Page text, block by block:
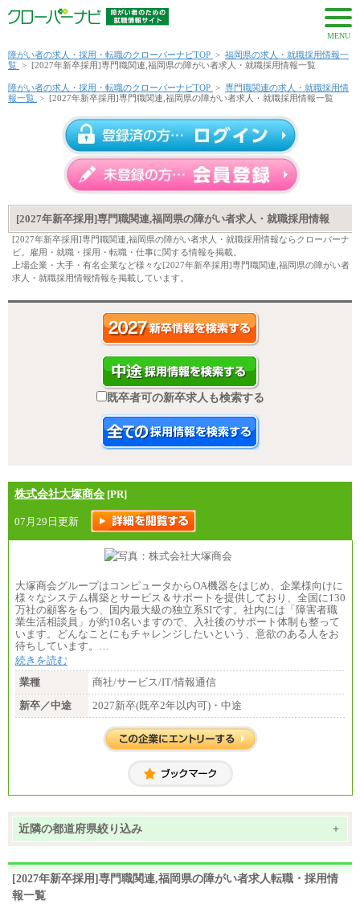
MENU
障がい者の求人・採用・転職のクローバーナビTOP > 福岡県の求人・就職採用情報一
覧 > [2027年新卒採用]専門職関連,福岡県の障がい者求人・就職採用情報一覧
障がい者の求人・採用・転職のクローバーナビTOP > 専門職関連の求人・就職採用情
報一覧 > [2027年新卒採用]専門職関連,福岡県の障がい者求人・就職採用情報一覧
[2027年新卒採用]専門職関連,福岡県の障がい者求人・就職採用情報
[2027年新卒採用]専門職関連,福岡県の障がい者求人・就職採用情報ならクローバーナ
ビ。雇用・就職・採用・転職・仕事に関する情報を掲載。
上場企業・大手・有名企業など様々な[2027年新卒採用]専門職関連,福岡県の障がい者
求人・就職採用情報情報を掲載しています。
既卒者可の新卒求人も検索する
株式会社大塚商会 [PR]
07月29日更新
大塚商会グループはコンピュータからOA機器をはじめ、企業様向けに
様々なシステム構築とサービス＆サポートを提供しており、全国に130
万社の顧客をもつ、国内最大級の独立系SIです。社内には「障害者職
業生活相談員」が約10名いますので、入社後のサポート体制も整って
います。どんなことにもチャレンジしたいという、意欲のある人をお
待ちしています。…
続きを読む
業種
商社/サービス/IT/情報通信
新卒／中途
2027新卒(既卒2年以内可)・中途
近隣の都道府県絞り込み +
[2027年新卒採用]専門職関連,福岡県の障がい者求人転職・採用情
報一覧